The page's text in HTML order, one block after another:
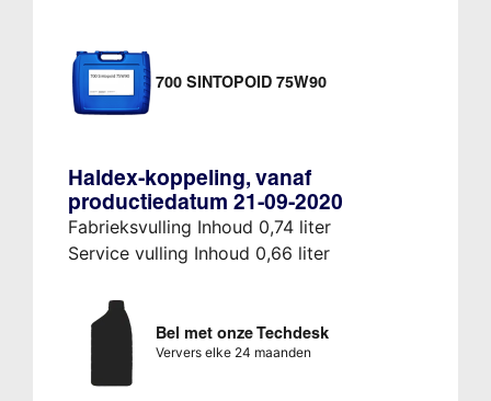
700 SINTOPOID 75W90
Haldex-koppeling, vanaf
productiedatum 21-09-2020
Fabrieksvulling Inhoud 0,74 liter
Service vulling Inhoud 0,66 liter
Bel met onze Techdesk
Ververs elke 24 maanden